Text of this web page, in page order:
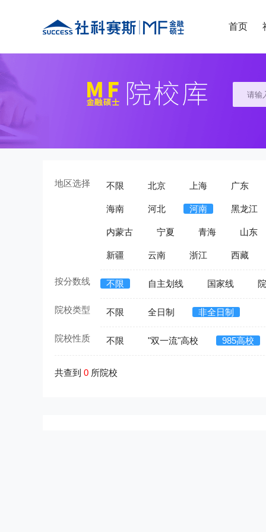
首页
地区选择 不限 北京 上海 广东
海南 河北 河南 黑龙江
内蒙古 宁夏 青海 山东
新疆 云南 浙江 西藏
按分数线 不限 自主划线 国家线
院校类型 不限 全日制 非全日制
院校性质 不限 "双一流"高校 985高校
共查到 0 所院校